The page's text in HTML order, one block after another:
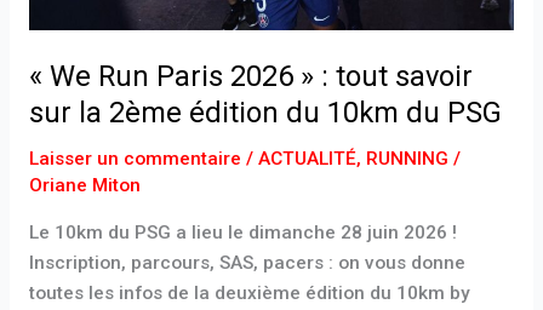
« We Run Paris 2026 » : tout savoir
sur la 2ème édition du 10km du PSG
Laisser un commentaire / ACTUALITÉ, RUNNING /
Oriane Miton
Le 10km du PSG a lieu le dimanche 28 juin 2026 !
Inscription, parcours, SAS, pacers : on vous donne
toutes les infos de la deuxième édition du 10km by
édition
du
du
PSG